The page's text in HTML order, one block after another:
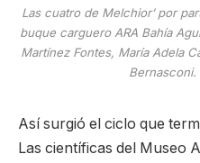
Las cuatro de Melchior’ por
buque carguero ARA Bahía
Martínez Fontes, María Adela
Así surgió el ciclo que
Las científicas del Museo